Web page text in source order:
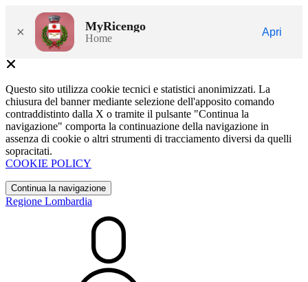
× MyRicengo
Home
Apri
Questo sito utilizza cookie tecnici e statistici anonimizzati. La
chiusura del banner mediante selezione dell'apposito comando
contraddistinto dalla X o tramite il pulsante "Continua la
navigazione" comporta la continuazione della navigazione in
assenza di cookie o altri strumenti di tracciamento diversi da quelli
sopracitati.
COOKIE POLICY
Continua la navigazione
Regione Lombardia